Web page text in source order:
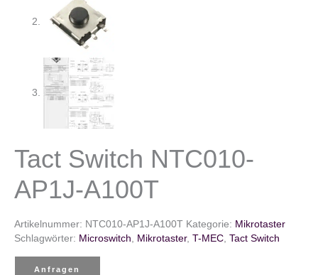
Tact Switch NTC010-
AP1J-A100T
Artikelnummer: NTC010-AP1J-A100T Kategorie: Mikrotaster
Schlagwörter: Microswitch, Mikrotaster, T-MEC, Tact Switch
Anfragen